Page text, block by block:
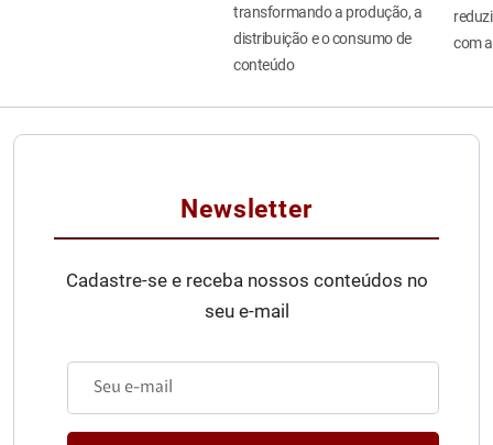
transformando a produção, a
distribuição e o consumo de
conteúdo
com
Newsletter
Cadastre-se e receba nossos conteúdos no
seu e-mail